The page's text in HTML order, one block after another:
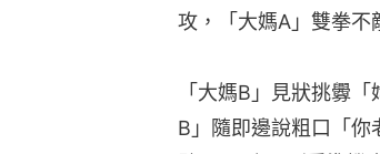
攻，「大媽A」雙拳不
「大媽B」見狀挑釁
B」隨即邊說粗口「